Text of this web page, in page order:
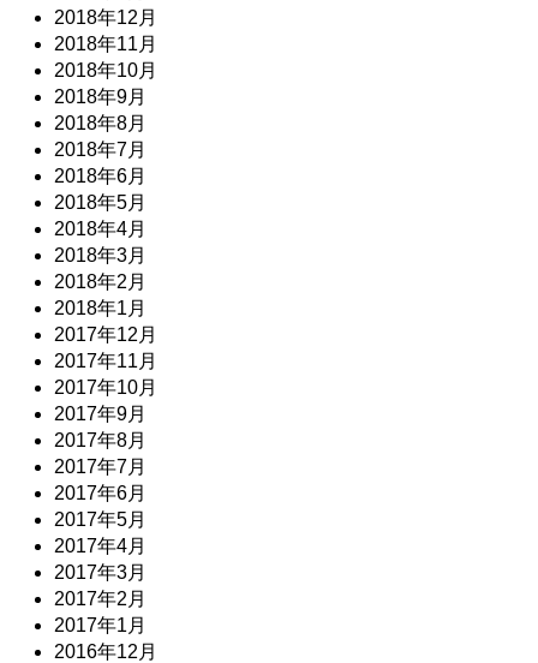
2018年12月
2018年11月
2018年10月
2018年9月
2018年8月
2018年7月
2018年6月
2018年5月
2018年4月
2018年3月
2018年2月
2018年1月
2017年12月
2017年11月
2017年10月
2017年9月
2017年8月
2017年7月
2017年6月
2017年5月
2017年4月
2017年3月
2017年2月
2017年1月
2016年12月